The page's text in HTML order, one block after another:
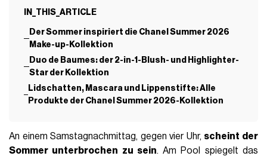
IN_THIS_ARTICLE
Der Sommer inspiriert die Chanel Summer 2026
Make-up-Kollektion
Duo de Baumes: der 2-in-1-Blush- und Highlighter-
Star der Kollektion
Lidschatten, Mascara und Lippenstifte: Alle
Produkte der Chanel Summer 2026-Kollektion
An einem Samstagnachmittag, gegen vier Uhr, scheint der
Sommer unterbrochen zu sein. Am Pool spiegelt das